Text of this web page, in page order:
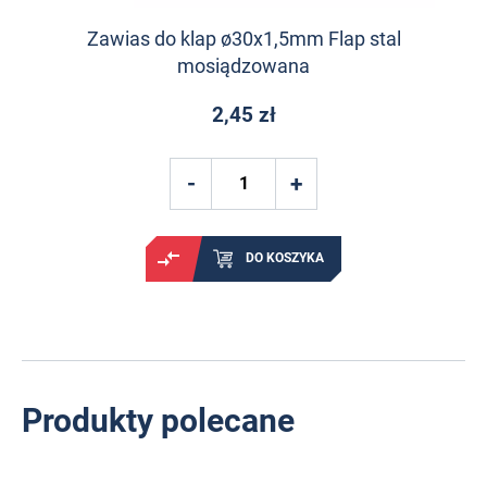
Zawias do klap ø30x1,5mm Flap stal
mosiądzowana
2,45 zł
DO KOSZYKA
Produkty polecane